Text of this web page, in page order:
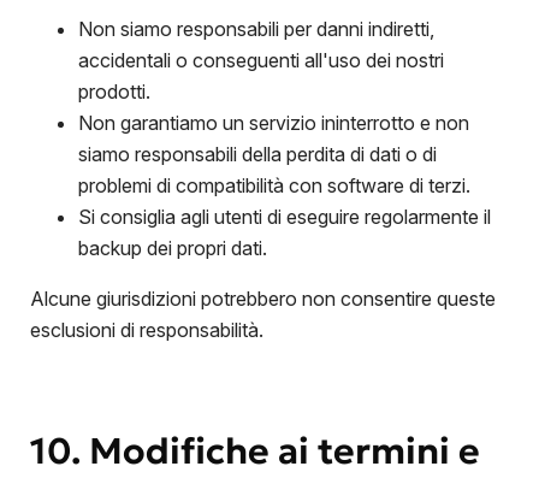
Non siamo responsabili per danni indiretti,
accidentali o conseguenti all'uso dei nostri
prodotti.
Non garantiamo un servizio ininterrotto e non
siamo responsabili della perdita di dati o di
problemi di compatibilità con software di terzi.
Si consiglia agli utenti di eseguire regolarmente il
backup dei propri dati.
Alcune giurisdizioni potrebbero non consentire queste
esclusioni di responsabilità.
10. Modifiche ai termini e